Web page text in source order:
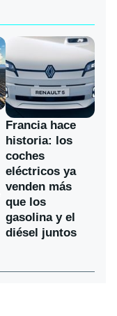
Francia hace
historia: los
coches
eléctricos ya
venden más
que los
gasolina y el
diésel juntos